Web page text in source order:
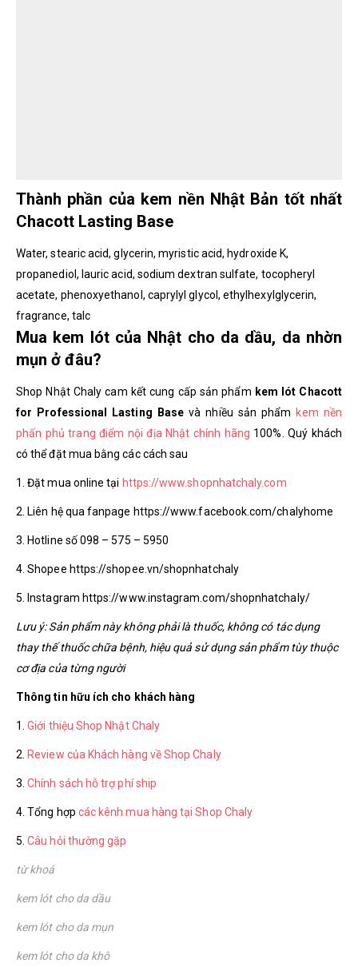
Thành phần của kem nền Nhật Bản tốt nhất
Chacott Lasting Base
Water, stearic acid, glycerin, myristic acid, hydroxide K,
propanediol, lauric acid, sodium dextran sulfate, tocopheryl
acetate, phenoxyethanol, caprylyl glycol, ethylhexylglycerin,
fragrance, talc
Mua kem lót của Nhật cho da dầu, da nhờn
mụn ở đâu?
Shop Nhật Chaly cam kết cung cấp sản phẩm kem lót Chacott
for Professional Lasting Basevà nhiều sản phẩm kem nền
phấn phủ trang điểm nội địa Nhật chính hãng 100%. Quý khách
có thể đặt mua bằng các cách sau
1. Đặt mua online tại https://www.shopnhatchaly.com
2. Liên hệ qua fanpage https://www.facebook.com/chalyhome
3. Hotline số 098 – 575 – 5950
4. Shopee https://shopee.vn/shopnhatchaly
5. Instagram https://www.instagram.com/shopnhatchaly/
Lưu ý: Sản phẩm này không phải là thuốc, không có tác dụng
thay thế thuốc chữa bệnh, hiệu quả sử dụng sản phẩm tùy thuộc
cơ địa của từng người
Thông tin hữu ích cho khách hàng
1.Giới thiệu Shop Nhật Chaly
2. Review của Khách hàng về Shop Chaly
3.Chính sách hỗ trợ phí ship
4. Tổng hợp các kênh mua hàng tại Shop Chaly
5.Câu hỏi thường gặp
từ khoá
kem lót cho da dầu
kem lót cho da mụn
kem lót cho da khô